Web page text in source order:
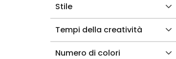
Stile
Tempi della creatività
Numero di colori